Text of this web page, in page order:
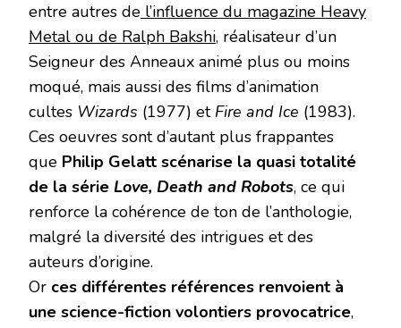
entre autres de l’influence du magazine Heavy
Metal ou de Ralph Bakshi, réalisateur d’un
Seigneur des Anneaux animé plus ou moins
moqué, mais aussi des films d’animation
cultes Wizards (1977) et Fire and Ice (1983).
Ces oeuvres sont d’autant plus frappantes
que Philip Gelatt scénarise la quasi totalité
de la série Love, Death and Robots, ce qui
renforce la cohérence de ton de l’anthologie,
malgré la diversité des intrigues et des
auteurs d’origine.
Or ces différentes références renvoient à
une science-fiction volontiers provocatrice,